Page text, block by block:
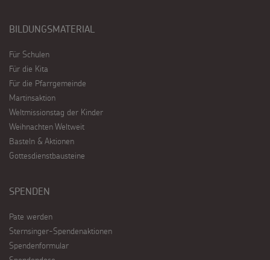
BILDUNGSMATERIAL
Für Schulen
Für die Kita
Für die Pfarrgemeinde
Martinsaktion
Weltmissionstag der Kinder
Weihnachten Weltweit
Basteln & Aktionen
Gottesdienstbausteine
SPENDEN
Pate werden
Sternsinger-Spendenaktionen
Spendenformular